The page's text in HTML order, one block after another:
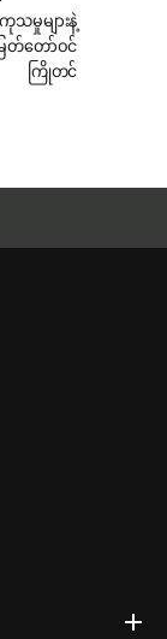
များနဲ့
တ်တော်ဝင်
ကြိုတင်